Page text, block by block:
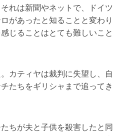
れは新聞やネットで、ドイツ
があったと知ることと変わり
じることはとても難しいこと
カティヤは裁判に失望し、自
たちをギリシャまで追ってき
ちが夫と子供を殺害したと同